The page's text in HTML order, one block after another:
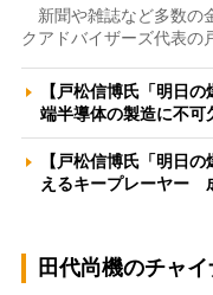
新聞や雑誌など多数の
クアドバイザーズ代表
【戸松信博氏「明日
端半導体の製造に不
【戸松信博氏「明日
えるキープレーヤー
田代尚機のチャ